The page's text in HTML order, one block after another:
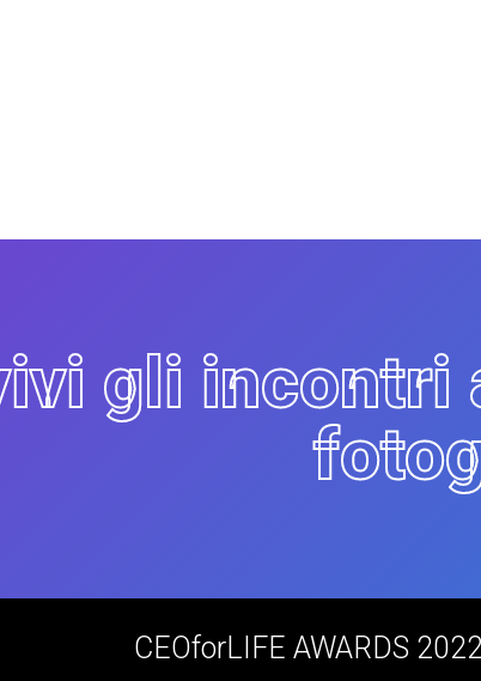
gli incontri
CEOforLIFE AWARDS